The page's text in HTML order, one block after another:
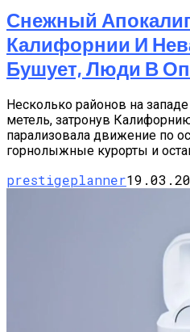
Снежный
Калифорнии И
Бушует, Люди В
Несколько районов на
метель, затронув
парализовала движение по
горнолыжные курорты и
prestigeplanner